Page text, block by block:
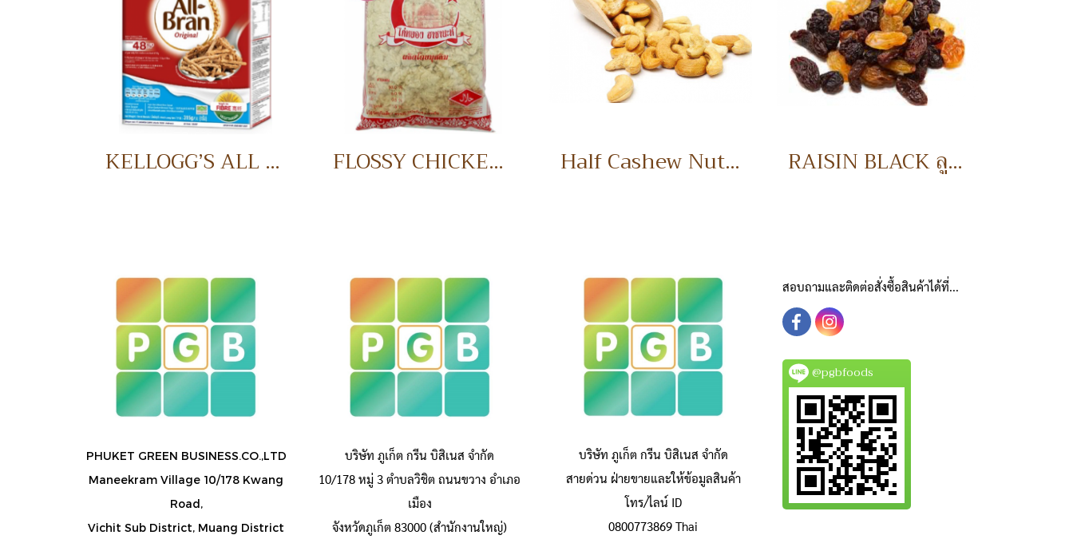
KELLOGG’S ALL BRAN อาหารเช้า FLOSSY CHICKEN 1 KG. ไก่หยอง Half Cashew Nuts เม็ดมะม่วงหิมพานต์แบ่งครึ่ง RAISIN BLACK ลูกเกดดำ
PHUKET GREEN BUSINESS.CO.,LTD
Maneekram Village 10/178 Kwang
Road,
Vichit Sub District, Muang District
บริษัท ภูเก็ต กรีน บิสิเนส จำกัด
10/178 หมู่ 3 ตำบลวิชิต ถนนขวาง อำเภอ
เมือง
จังหวัดภูเก็ต 83000 (สำนักงานใหญ่)
บริษัท ภูเก็ต กรีน บิสิเนส จำกัด
สายด่วน ฝ่ายขายและให้ข้อมูลสินค้า
โทร/ไลน์ ID
0800773869 Thai
สอบถามและติดต่อสั่งซื้อสินค้าได้ที่...
@pgbfoods